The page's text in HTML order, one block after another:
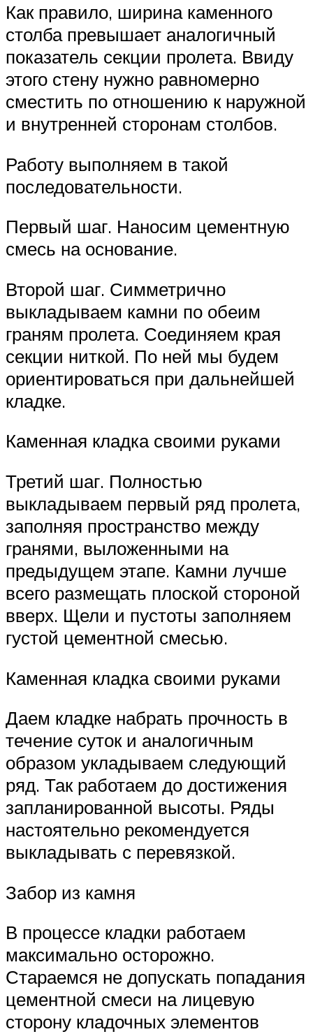
Как правило, ширина каменного
столба превышает аналогичный
показатель секции пролета. Ввиду
этого стену нужно равномерно
сместить по отношению к наружной
и внутренней сторонам столбов.
Работу выполняем в такой
последовательности.
Первый шаг. Наносим цементную
смесь на основание.
Второй шаг. Симметрично
выкладываем камни по обеим
граням пролета. Соединяем края
секции ниткой. По ней мы будем
ориентироваться при дальнейшей
кладке.
Каменная кладка своими руками
Третий шаг. Полностью
выкладываем первый ряд пролета,
заполняя пространство между
гранями, выложенными на
предыдущем этапе. Камни лучше
всего размещать плоской стороной
вверх. Щели и пустоты заполняем
густой цементной смесью.
Каменная кладка своими руками
Даем кладке набрать прочность в
течение суток и аналогичным
образом укладываем следующий
ряд. Так работаем до достижения
запланированной высоты. Ряды
настоятельно рекомендуется
выкладывать с перевязкой.
Забор из камня
В процессе кладки работаем
максимально осторожно.
Стараемся не допускать попадания
цементной смеси на лицевую
сторону кладочных элементов